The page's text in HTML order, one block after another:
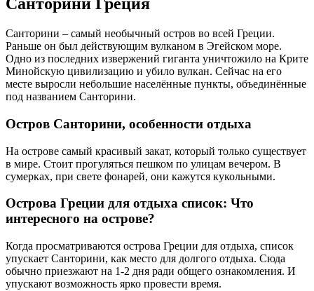
Санторини Греция
Санторини – самый необычный остров во всей Греции.
Раньше он был действующим вулканом в Эгейском море.
Одно из последних извержений гиганта уничтожило на Крите
Минойскую цивилизацию и убило вулкан. Сейчас на его
месте выросли небольшие населённые пункты, объединённые
под названием Санторини.
Остров Санторини, особенности отдыха
На острове самый красивый закат, который только существует
в мире. Стоит прогуляться пешком по улицам вечером. В
сумерках, при свете фонарей, они кажутся кукольными.
Острова Греции для отдыха список: Что
интересного на острове?
Когда просматриваются острова Греции для отдыха, список
упускает Санторини, как место для долгого отдыха. Сюда
обычно приезжают на 1-2 дня ради общего ознакомления. И
упускают возможность ярко провести время.